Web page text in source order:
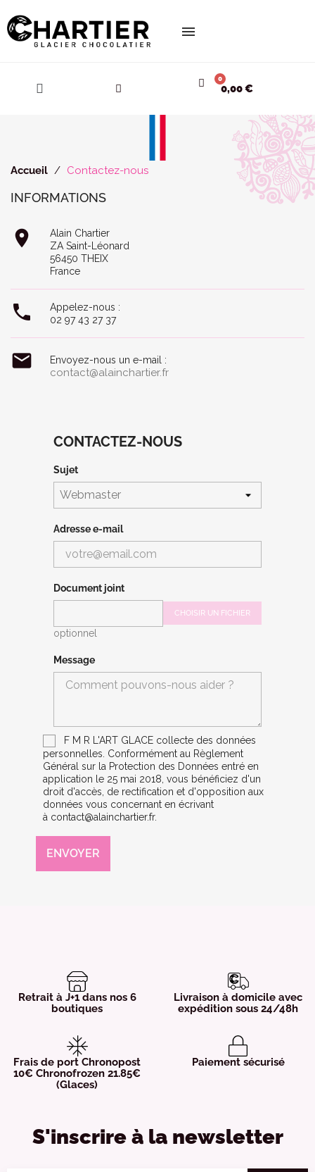
0,00 €
Accueil Contactez-nous
INFORMATIONS

Alain Chartier
ZA Saint-Léonard
56450 THEIX
France

Appelez-nous :
02 97 43 27 37
 Envoyez-nous un e-mail :
contact@alainchartier.fr
CONTACTEZ-NOUS
Sujet
Adresse e-mail
Document joint
CHOISIR UN FICHIER
optionnel
Message
F M R L'ART GLACE collecte des données
personnelles. Conformément au Règlement
Général sur la Protection des Données entré en
application le 25 mai 2018, vous bénéficiez d'un
droit d'accès, de rectification et d'opposition aux
données vous concernant en écrivant
à contact@alainchartier.fr.
Retrait à J+1 dans nos 6
boutiques
Livraison à domicile avec
expédition sous 24/48h
Frais de port Chronopost
10€ Chronofrozen 21.85€
(Glaces)
Paiement sécurisé
S'inscrire à la newsletter